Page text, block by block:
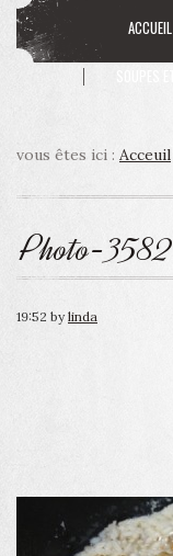
ACCUEIL
vous êtes ici : Acceuil
Photo-3582
19:52 bylinda